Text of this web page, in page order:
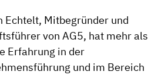
Echtelt, Mitbegründer und
von AG5, hat mehr als
Erfahrung in der
und im Bereich